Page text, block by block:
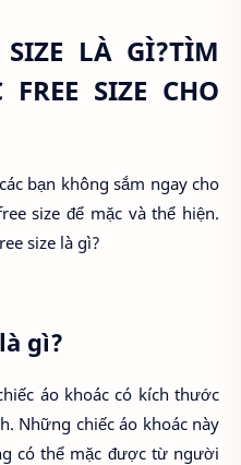
SIZE LÀ GÌ?TÌM
SIZE CHO
bạn không sắm ngay cho
size để mặc và thể hiện.
size là gì?
gì?
áo khoác có kích thước
Những chiếc áo khoác này
có thể mặc được từ người